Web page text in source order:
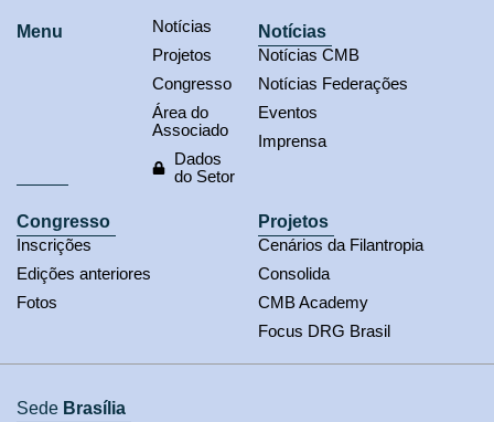
Menu
Notícias
Projetos
Congresso
Área do
Associado
Dados
do Setor
Notícias
Notícias CMB
Notícias Federações
Eventos
Imprensa
Congresso
Inscrições
Edições anteriores
Fotos
Projetos
Cenários da Filantropia
Consolida
CMB Academy
Focus DRG Brasil
Sede Brasília